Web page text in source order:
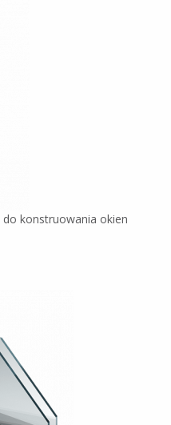
do konstruowania okien